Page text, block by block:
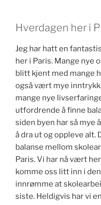
Hverdagen her i
Jeg har hatt en
her i Paris. Mange nye
blitt kjent med mange
også vært mye
mange nye
utfordrende å finne
siden byen har så mye
å dra ut og oppleve alt.
balanse mellom
Paris. Vi har nå vært
komme oss litt inn i
innrømme at
siste. Heldigvis har vi